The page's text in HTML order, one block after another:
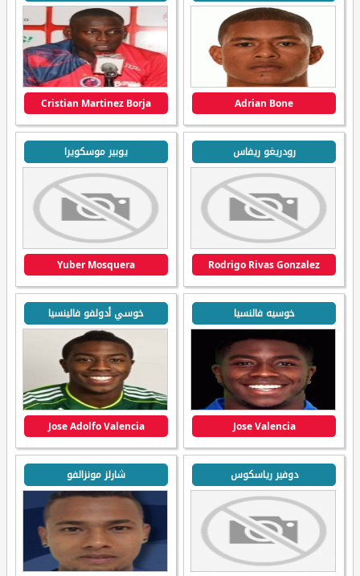
Adrian Bone
Cristian Martinez Borja
رودريغو ريفاس
Rodrigo Rivas Gonzalez
يوبير موسكويرا
Yuber Mosquera
خوسيه فالنسيا
Jose Valencia
خوسي أدولفو فالينسيا
Jose Adolfo Valencia
دوفير رياسكوس شارلز مونزالفو